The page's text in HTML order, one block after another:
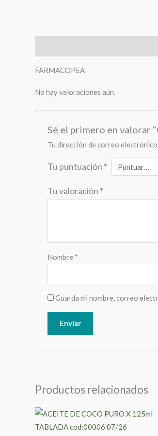
FARMACOPEA
No hay valoraciones aún.
Sé el primero en valorar
Tu dirección de correo
Tu puntuación *
Tu valoración *
Nombre *
Guarda mi nombre, correo
Productos relacionados